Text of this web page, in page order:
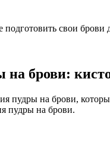
свои брови
брови:
пудры на брови,
пудры на брови.